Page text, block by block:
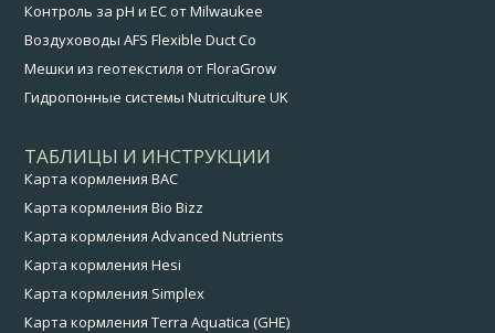
Контроль за pH и EC от Milwaukee
Воздуховоды AFS Flexible Duct Co
Мешки из геотекстиля от FloraGrow
Гидропонные системы Nutriculture UK
ТАБЛИЦЫ И ИНСТРУКЦИИ
Карта кормления BAC
Карта кормления Bio Bizz
Карта кормления Advanced Nutrients
Карта кормления Hesi
Карта кормления Simplex
Карта кормления Terra Aquatica (GHE)